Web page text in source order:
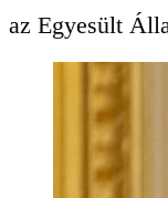
az Egyesült